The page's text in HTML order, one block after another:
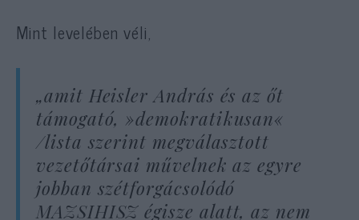
Mint levelében véli,
„amit Heisler András és az őt
támogató, »demokratikusan«
/lista szerint megválasztott
vezetőtársai művelnek az egyre
jobban szétforgácsolódó
MAZSIHISZ égisze alatt, az nem